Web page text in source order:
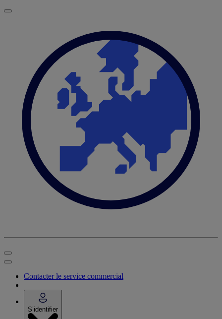
Contacter le service commercial
S’identifier